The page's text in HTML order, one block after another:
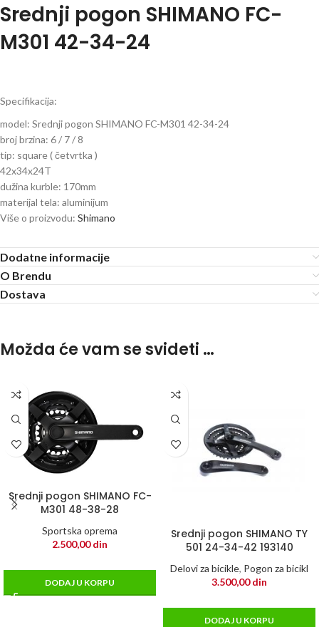
Srednji pogon SHIMANO FC-
M301 42-34-24
Specifikacija:
model: Srednji pogon SHIMANO FC-M301 42-34-24
broj brzina: 6 / 7 / 8
tip: square ( četvrtka )
42x34x24T
dužina kurble: 170mm
materijal tela: aluminijum
Više o proizvodu: Shimano
Dodatne informacije
O Brendu
Dostava
Možda će vam se svideti …
Srednji pogon SHIMANO FC-
M301 48-38-28
Sportska oprema
2.500,00din
DODAJ U KORPU
Srednji pogon SHIMANO TY
501 24-34-42 193140
Delovi za bicikle, Pogon za bicikl
3.500,00din
DODAJ U KORPU